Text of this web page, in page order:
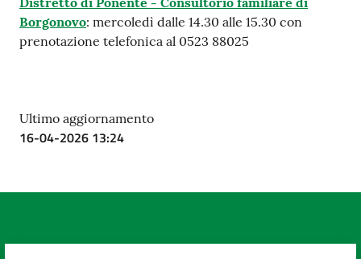
Borgonovo: mercoledì dalle 14.30 alle 15.30 con
prenotazione telefonica al 0523 88025
Ultimo aggiornamento
16-04-2026 13:24